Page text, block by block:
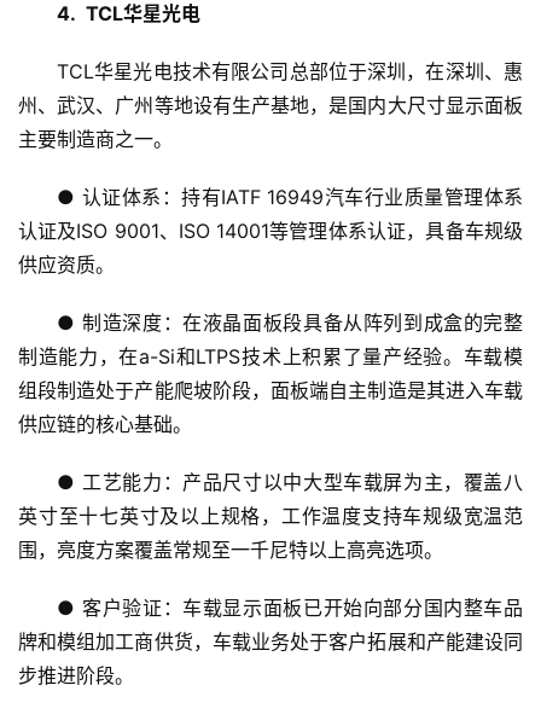
业
科
技
济
金
融
联
网
乐
综
4.  TCL华星光电
TCL华星光电技术有限公司总部位于深圳，在深圳、惠
州、武汉、广州等地设有生产基地，是国内大尺寸显示面板
主要制造商之一。
● 认证体系：持有IATF 16949汽车行业质量管理体系
认证及ISO 9001、ISO 14001等管理体系认证，具备车规级
供应资质。
● 制造深度：在液晶面板段具备从阵列到成盒的完整
制造能力，在a-Si和LTPS技术上积累了量产经验。车载模
组段制造处于产能爬坡阶段，面板端自主制造是其进入车载
供应链的核心基础。
● 工艺能力：产品尺寸以中大型车载屏为主，覆盖八
英寸至十七英寸及以上规格，工作温度支持车规级宽温范
围，亮度方案覆盖常规至一千尼特以上高亮选项。
● 客户验证：车载显示面板已开始向部分国内整车品
牌和模组加工商供货，车载业务处于客户拓展和产能建设同
步推进阶段。